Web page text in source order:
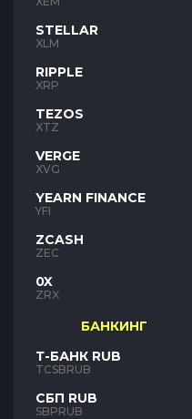
STELLAR
XLM
RIPPLE
XRP
TEZOS
XTZ
VERGE
XVG
YEARN FINANCE
YFI
ZCASH
ZEC
0X
ZRX
БАНКИНГ
Т-БАНК RUB
TCSBRUB
СБП RUB
SBPRUB